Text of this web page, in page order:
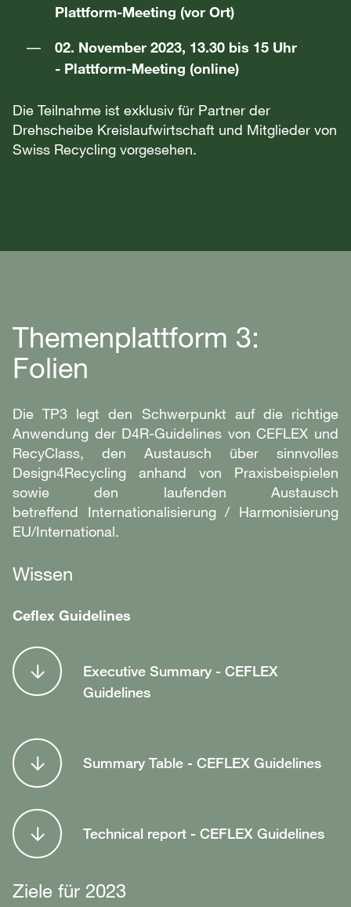
Plattform-Meeting (vor Ort)
02. November 2023, 13.30 bis 15 Uhr
- Plattform-Meeting (online)
Die Teilnahme ist exklusiv für Partner der
Drehscheibe Kreislaufwirtschaft und Mitglieder von
Swiss Recycling vorgesehen.
Themenplattform 3:
Folien
Die TP3 legt den Schwerpunkt auf die richtige
Anwendung der D4R-Guidelines von CEFLEX und
RecyClass, den Austausch über sinnvolles
Design4Recycling anhand von Praxisbeispielen
sowie den laufenden Austausch
betreffend Internationalisierung / Harmonisierung
EU/International.
Wissen
Ceflex Guidelines
Executive Summary - CEFLEX
Guidelines
Summary Table - CEFLEX Guidelines
Technical report - CEFLEX Guidelines
Ziele für 2023